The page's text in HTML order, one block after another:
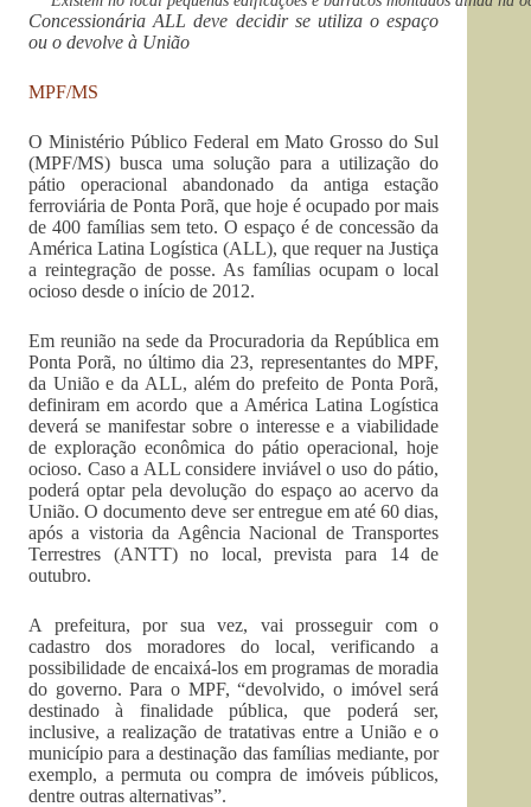
Concessionária ALL deve decidir se utiliza o espaço
ou o devolve à União
MPF/MS
O Ministério Público Federal em Mato Grosso do Sul
(MPF/MS) busca uma solução para a utilização do
pátio operacional abandonado da antiga estação
ferroviária de Ponta Porã, que hoje é ocupado por mais
de 400 famílias sem teto. O espaço é de concessão da
América Latina Logística (ALL), que requer na Justiça
a reintegração de posse. As famílias ocupam o local
ocioso desde o início de 2012.
Em reunião na sede da Procuradoria da República em
Ponta Porã, no último dia 23, representantes do MPF,
da União e da ALL, além do prefeito de Ponta Porã,
definiram em acordo que a América Latina Logística
deverá se manifestar sobre o interesse e a viabilidade
de exploração econômica do pátio operacional, hoje
ocioso. Caso a ALL considere inviável o uso do pátio,
poderá optar pela devolução do espaço ao acervo da
União. O documento deve ser entregue em até 60 dias,
após a vistoria da Agência Nacional de Transportes
Terrestres (ANTT) no local, prevista para 14 de
outubro.
A prefeitura, por sua vez, vai prosseguir com o
cadastro dos moradores do local, verificando a
possibilidade de encaixá-los em programas de moradia
do governo. Para o MPF, “devolvido, o imóvel será
destinado à finalidade pública, que poderá ser,
inclusive, a realização de tratativas entre a União e o
município para a destinação das famílias mediante, por
exemplo, a permuta ou compra de imóveis públicos,
dentre outras alternativas”.